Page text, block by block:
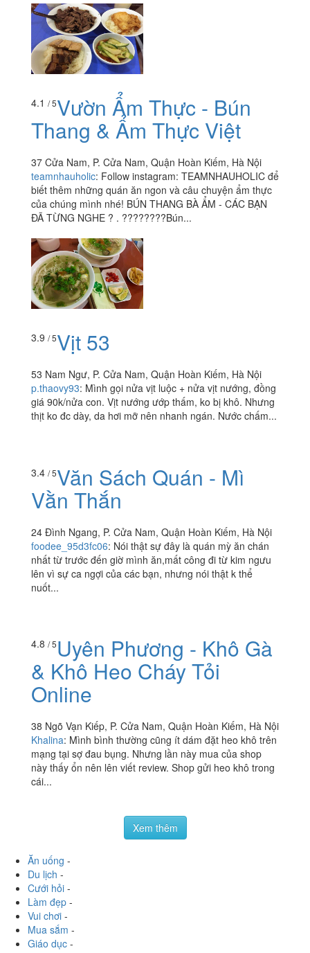
4.1 / 5Vườn Ẩm Thực - Bún
Thang & Ẩm Thực Việt
37 Cửa Nam, P. Cửa Nam, Quận Hoàn Kiếm, Hà Nội
teamnhauholic: Follow instagram: TEAMNHAUHOLIC để
biết thêm những quán ăn ngon và câu chuyện ẩm thực
của chúng mình nhé! BÚN THANG BÀ ẨM - CÁC BẠN
ĐÃ TỪNG NGHE ? . ????????Bún...
3.9 / 5Vịt 53
53 Nam Ngư, P. Cửa Nam, Quận Hoàn Kiếm, Hà Nội
p.thaovy93: Mình gọi nửa vịt luộc + nửa vịt nướng, đồng
giá 90k/nửa con. Vịt nướng ướp thấm, ko bị khô. Nhưng
thịt ko đc dày, da hơi mỡ nên nhanh ngán. Nước chấm...
3.4/ 5Văn Sách Quán - Mì
Vằn Thắn
24 Đình Ngang, P. Cửa Nam, Quận Hoàn Kiếm, Hà Nội
nuốt...
4.8 Uyên Phương - Khô Gà
& Khô Heo Cháy Tỏi
Online
38 Ngõ Vạn Kiếp, P. Cửa Nam, Quận Hoàn Kiếm, Hà Nội
mạng tại sợ đau bụng. Nhưng lần này mua của shop
này thấy ổn nên lên viết review. Shop gửi heo khô trong
Ăn uống
Du lịch-